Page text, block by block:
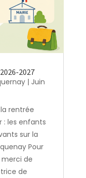
2027
| Juin
rentrée
: les enfants
sur la
Pour
merci de
de